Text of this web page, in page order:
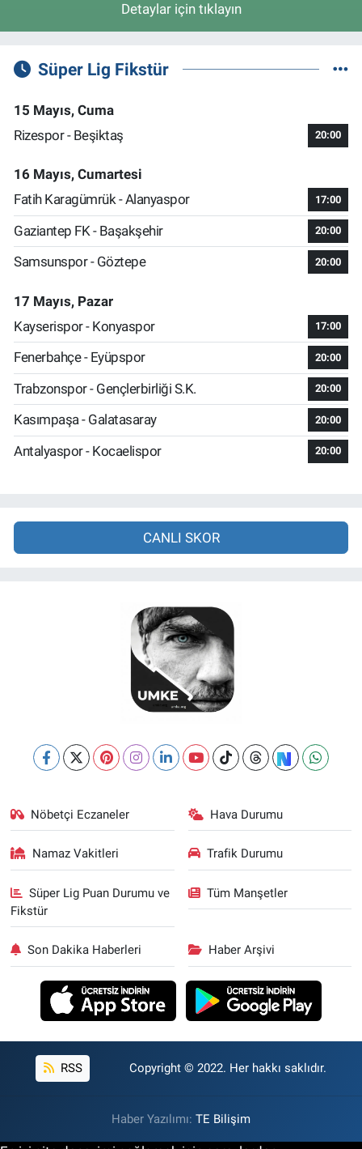
Detaylar için tıklayın
Süper Lig Fikstür
15 Mayıs, Cuma
Rizespor - Beşiktaş
20:00
16 Mayıs, Cumartesi
Fatih Karagümrük - Alanyaspor
17:00
Gaziantep FK - Başakşehir 20:00
Samsunspor - Göztepe 20:00
17 Mayıs, Pazar
Kayserispor - Konyaspor
17:00
Fenerbahçe - Eyüpspor 20:00
Trabzonspor - Gençlerbirliği S.K. 20:00
Kasımpaşa - Galatasaray 20:00
Antalyaspor - Kocaelispor 20:00
CANLI SKOR
Nöbetçi Eczaneler Hava Durumu
Namaz Vakitleri Trafik Durumu
Süper Lig Puan Durumu ve
Fikstür
Tüm Manşetler
Son Dakika Haberleri Haber Arşivi
RSS Copyright © 2022. Her hakkı saklıdır.
Haber Yazılımı: TE Bilişim